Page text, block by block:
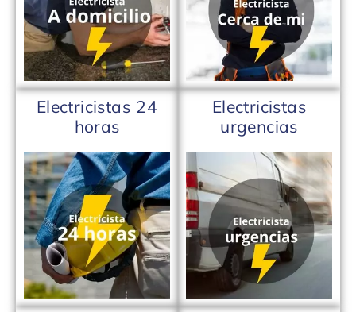
Electricistas 24
horas
Electricistas
urgencias